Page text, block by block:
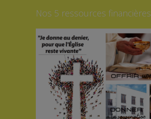
Nos 5 ressources financières